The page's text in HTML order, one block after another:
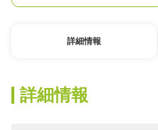
詳細情報
詳細情報